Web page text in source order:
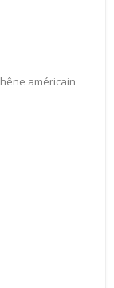
américain